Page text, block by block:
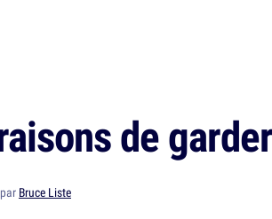
de
Bruce Liste